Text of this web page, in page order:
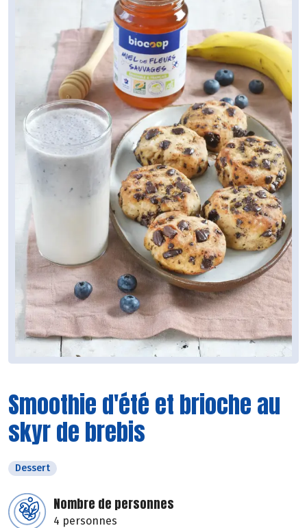
Smoothie d'été et brioche au
skyr de brebis
Dessert
Nombre de personnes
4 personnes